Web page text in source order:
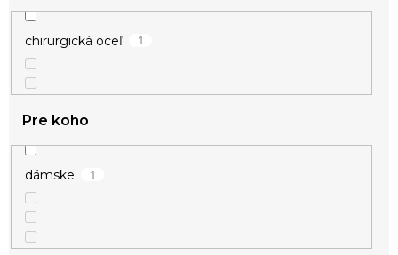
chirurgická oceľ 1
Pre koho
dámske 1